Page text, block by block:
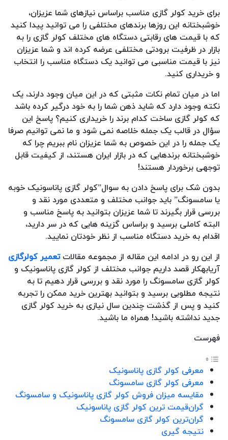
برای خرید کولر گازی مناسب براساس نیازهای شما عزیزان،
خوشبختانه این روزها برندهای مختلفی را می توانید پیدا کنید
که با قیمت های رقابتی دستگاه های مختلف کولر گازی را به
بازار در ظرفیت برودتی مختلفی عرضه کرده اند و شما عزیزان
نیز با قیمت مناسبی می توانید یک دستگاه مناسب را انتخاب
و خریداری کنید.
اما در میان تمام نکات مثبتی که در این میان وجود دارند، یک
نکته وجود دارد که شاید ذهن شما را به خود درگیر کرده باشد
که کولر گازی ساخت کدام برند را خریداری کنیم؟ پاسخ این
سؤال در قالب یک جمله خلاصه نمی شود و ما نمی توانیم صرفا
یک جمله را در این خصوص به شما عزیزان نام ببریم چرا که
خوشبختانه برندهایی که در بازار ایران هستند، از کیفیت قابل
توجهی برخوردار هستند!
بدون شک برای پاسخ دادن به سوال”کولر گازی پاناسونیک خوبه
یا سامسونگ” باید جوانب مختلف و متعددی مورد نقد و
بررسی قرار بگیرند تا شما عزیزان بتوانید به پاسخ مناسب و
البته کاملی برسید و براساس گزینه هایی که در سر دارید،
اقدام به خرید دستگاه مناسب از نظر خودتان نمایید.
از این رو در ادامه این مقاله از مجموعه مقالاتتعمیر کولرگازی
آریابهکار قصد داریم جوانب مختلف از کولر گازی پاناسونیک و
کولر گازی سامسونگ را مورد نقد و بررسی قرار دهیم تا به
نتیجه مطلوبی برسید و بتوانید بهترین خرید ممکن را تجربه
کنید و پس از گذشت چندین سال نیازی به خرید کولر گازی
جدید نداشته باشید! همراه ما باشید.
فهرست
معرفی کولر گازی پاناسونیک
معرفی کولر گازی سامسونگ
مقایسه میزان فروش کولر گازی پاناسونیک و سامسونگ
گران‌قیمت ترین کولر گازی پاناسونیک
گران‌ترین کولر گازی سامسونگ
نتیجه گیری